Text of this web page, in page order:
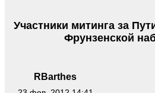
RBarthes
Участники митинга за
Фрунзенской